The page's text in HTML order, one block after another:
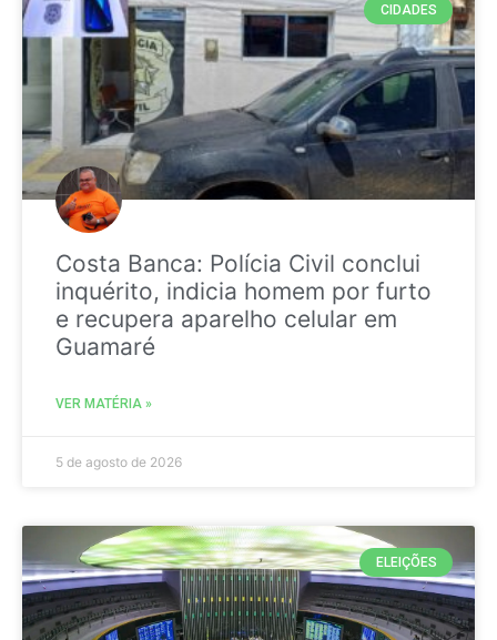
CIDADES
Costa Banca: Polícia Civil conclui
inquérito, indicia homem por furto
e recupera aparelho celular em
Guamaré
VER MATÉRIA »
5 de agosto de 2026
ELEIÇÕES